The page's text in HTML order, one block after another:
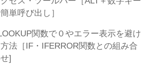
単呼び出し］
関数で０やエラー表示を避け
法［IF・IFERROR関数との組み合
]